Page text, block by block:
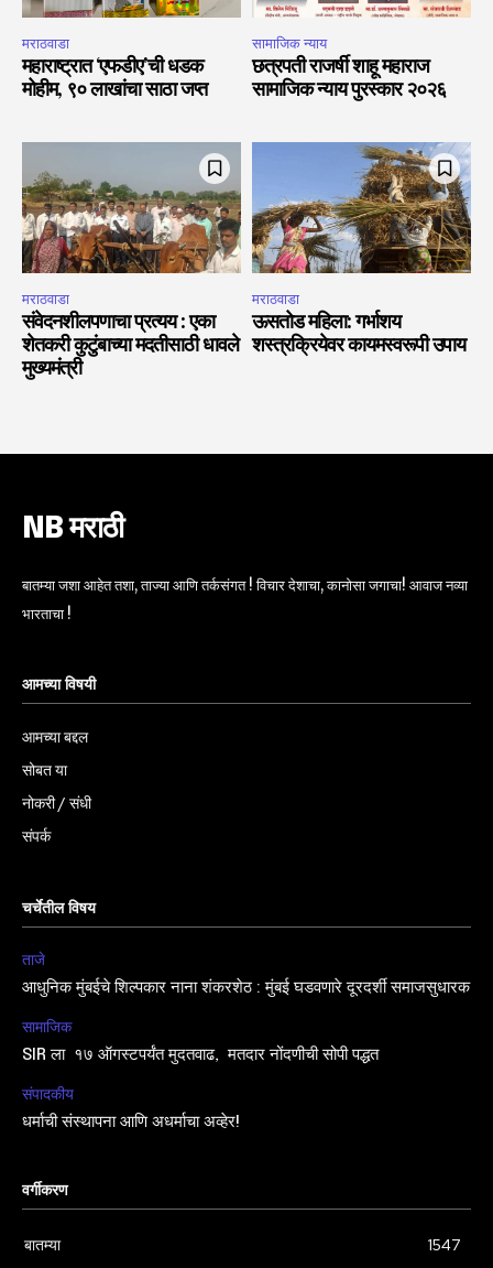
मराठवाडा
महाराष्ट्रात ‘एफडीए’ची धडक
मोहीम, ९० लाखांचा साठा जप्त
सामाजिक न्याय
छत्रपती राजर्षी शाहू महाराज
सामाजिक न्याय पुरस्कार २०२६
मराठवाडा
संवेदनशीलपणाचा प्रत्यय : एका
शेतकरी कुटुंबाच्या मदतीसाठी धावले
मुख्यमंत्री
मराठवाडा
ऊसतोड महिला: गर्भाशय
शस्त्रक्रियेवर कायमस्वरूपी उपाय
NB मराठी
बातम्या जशा आहेत तशा, ताज्या आणि तर्कसंगत ! विचार देशाचा, कानोसा जगाचा! आवाज नव्या
भारताचा !
आमच्या विषयी
आमच्या बद्दल
सोबत या
नोकरी / संधी
संपर्क
चर्चेतील विषय
ताजे
आधुनिक मुंबईचे शिल्पकार नाना शंकरशेठ : मुंबई घडवणारे दूरदर्शी समाजसुधारक
सामाजिक
SIR ला १७ ऑगस्टपर्यंत मुदतवाढ, मतदार नोंदणीची सोपी पद्धत
संपादकीय
धर्माची संस्थापना आणि अधर्माचा अव्हेर!
वर्गीकरण
बातम्या 1547